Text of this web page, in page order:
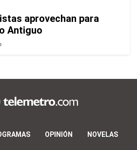
aprovechan para
Antiguo
OPINIÓN NOVELAS